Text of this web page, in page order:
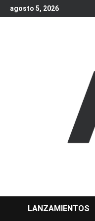
Skip
to
agosto 5, 2026
LANZAMIENTOS